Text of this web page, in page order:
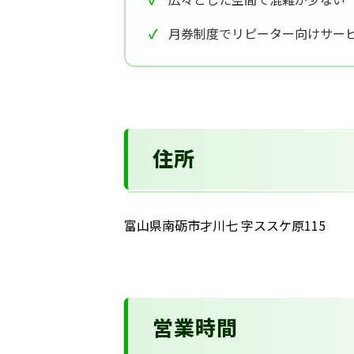
月券制度でリピーター向けサー
住所
富山県南砺市才川七 字ススケ原115
営業時間